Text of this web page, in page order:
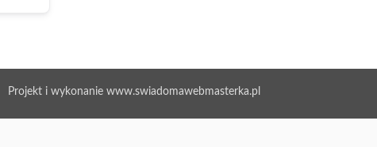
Projekt i wykonanie www.swiadomawebmasterka.pl